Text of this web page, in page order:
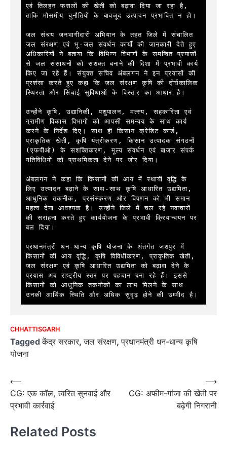
एवं तिलहन फसलों की खेती को बढ़ावा दिया जा रहा है,
ताकि मौसमीय चुनौतियों के बावजूद उत्पादन प्रभावित न हो।
जल संचय जनभागीदारी अभियान के तहत जिले में संचालित
जल संरक्षण एवं भू-जल संवर्धन कार्यों की जानकारी देते हुए
अधिकारियों ने बताया कि विभिन्न विभागों के समन्वित प्रयासों
से जल संसाधनों को सशक्त बनाने की दिशा में प्रभावी कार्य
किए जा रहे हैं। संयुक्त सचिव अंबलगन ने इन प्रयासों की
प्रशंसा करते हुए कहा कि जल संरक्षण कृषि की दीर्घकालिक
स्थिरता और सिंचाई सुविधाओं के विस्तार का आधार है।
उन्होंने कृषि, उद्यानिकी, पशुपालन, मत्स्य, सहकारिता एवं
ग्रामीण विकास विभागों को आपसी समन्वय के साथ कार्य
करने के निर्देश दिए। साथ ही किसान क्रेडिट कार्ड,
प्राकृतिक खेती, कृषि यंत्रीकरण, किसान उत्पादक संगठनों
(एफपीओ) के सशक्तिकरण, मूल्य संवर्धन एवं बाजार संपर्क
गतिविधियों को प्राथमिकता देने पर जोर दिया।
अंबलगन ने कहा कि किसानों की आय में स्थायी वृद्धि के
लिए उत्पादन बढ़ाने के साथ-साथ कृषि आधारित उद्यमिता,
आधुनिक तकनीक, प्रसंस्करण और विपणन को भी समान
महत्व देना आवश्यक है। उन्होंने जिले में चल रहे नवाचारों
की सराहना करते हुए कार्ययोजना के प्रभावी क्रियान्वयन पर
बल दिया।
प्रधानमंत्री धन-धान्य कृषि योजना के अंतर्गत जशपुर में
किसानों की आय वृद्धि, कृषि विविधीकरण, प्राकृतिक खेती,
जल संरक्षण एवं कृषि आधारित उद्यमिता को बढ़ावा देने के
प्रयास अब राष्ट्रीय स्तर पर पहचान बना रहे हैं। इससे
किसानों को आधुनिक तकनीकों का लाभ मिलने के साथ
उनकी आर्थिक स्थिति और अधिक सुदृढ़ होने की उम्मीद है।
CHHATTISGARH
Taggedकेंद्र सरकार,जल संरक्षण,प्रधानमंत्री धन-धान्य कृषि
योजना
Post
navigation
⟵
CG: एक कॉल, त्वरित सुनवाई और
प्रभावी कार्रवाई
CG: अफीम-गांजा की खेती पर
बढ़ेगी निगरानी
⟶
Related Posts